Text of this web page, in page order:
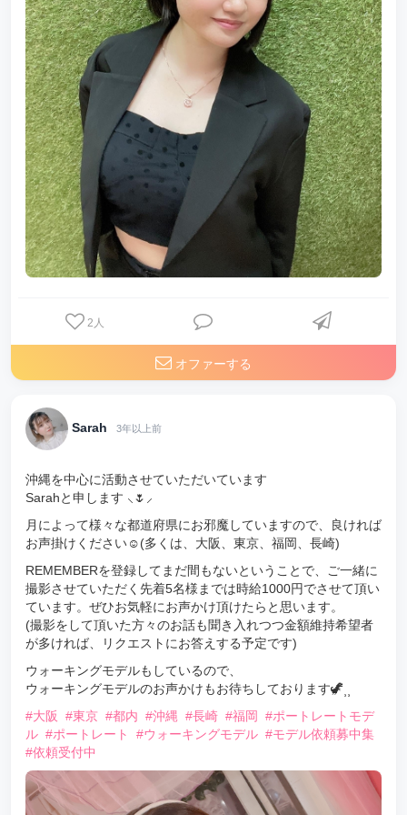
2 人
オファーする
Sarah 3年以上前
沖縄を中心に活動させていただいています
Sarahと申します ⸜🌷︎⸝
月によって様々な都道府県にお邪魔していますので、良ければ
お声掛けください☺️(多くは、大阪、東京、福岡、長崎)
REMEMBERを登録してまだ間もないということで、ご一緒に
撮影させていただく先着5名様までは時給1000円でさせて頂い
ています。ぜひお気軽にお声かけ頂けたらと思います。
(撮影をして頂いた方々のお話も聞き入れつつ金額維持希望者
が多ければ、リクエストにお答えする予定です)
ウォーキングモデルもしているので、
ウォーキングモデルのお声かけもお待ちしております🦖⸒⸒
#大阪
#東京 #都内 #沖縄 #長崎 #福岡
#ポートレートモデ
ル #ポートレート #ウォーキングモデル #モデル依頼募中集
#依頼受付中